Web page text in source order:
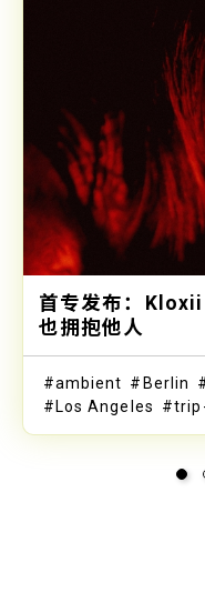
首专发布：Kloxii
也拥抱他人
ambient Berlin
Los Angeles